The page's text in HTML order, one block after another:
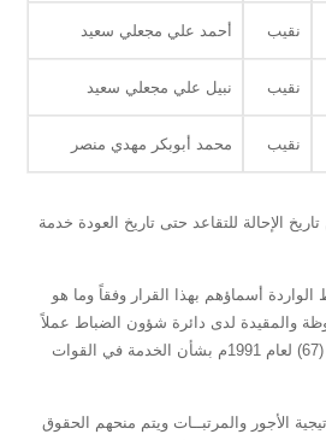
نقيب أحمد علي مجعلي سعيد
نقيب نبيل علي مجعلي سعيد
نقيب محمد أبوبكر مهدي منصر
من تاريخ الإحالة للتقاعد حتى تاريخ العودة خدمة
الواردة أسماؤهم بهذا القرار وفقاً وما هو
والمقيدة لدى دائرة شؤون الضباط عملاً
بالمادة (11) من القانون رقم (67) لعام 1991م بشأن الخدمة في القوات
الأجور والمرتبــات ويتم منحهم الحقوق